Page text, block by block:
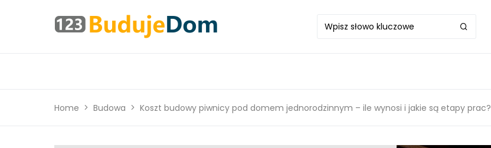
Home Budowa Koszt budowy piwnicy pod domem jednorodzinnym – ile wynosi i jakie są etapy prac?